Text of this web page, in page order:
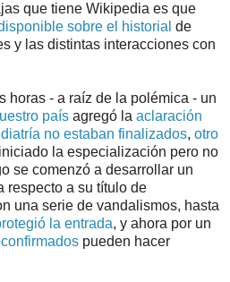
que tiene Wikipedia es que
sobre el historial de
y las distintas interacciones con
horas - a raíz de la polémica - un
país agregó la aclaración
no estaban finalizados, otro
la especialización pero no
se comenzó a desarrollar un
respecto a su título de
una serie de vandalismos, hasta
la entrada, y ahora por un
pueden hacer